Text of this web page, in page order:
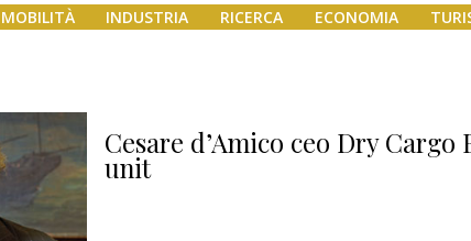
MOBILITÀ INDUSTRIA RICERCA ECONOMIA
Cesare d’Amico ceo Dry Cargo
unit